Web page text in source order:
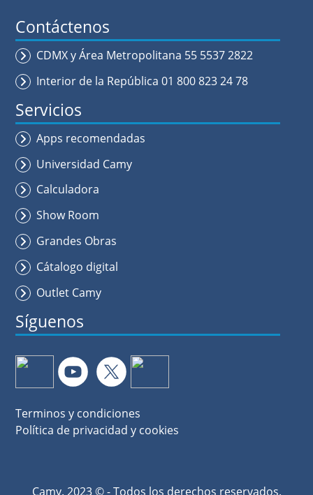
Contáctenos
CDMX y Área Metropolitana 55 5537 2822
Interior de la República 01 800 823 24 78
Servicios
Apps recomendadas
Universidad Camy
Calculadora
Show Room
Grandes Obras
Cátalogo digital
Outlet Camy
Síguenos
Terminos y condiciones
Política de privacidad y cookies
Camy. 2023 © - Todos los derechos reservados.